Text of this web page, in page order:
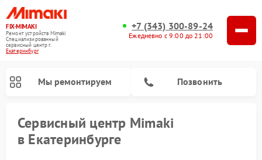
FIX-MIMAKI
Ремонт устройств Mimaki
Специализированный
cервисный центр г.
Екатеринбург
+7 (343) 300-89-24
Ежедневно с 9:00 до 21:00
Мы ремонтируем Позвонить
Сервисный центр Mimaki
в Екатеринбурге